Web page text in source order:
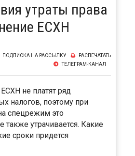
утраты права
ЕСХН
РАСПЕЧАТАТЬ
ПОДПИСКА НА РАССЫЛКУ
ТЕЛЕГРАМ-КАНАЛ
не платят ряд
налогов, поэтому при
спецрежим это
также утрачивается. Какие
сроки придется